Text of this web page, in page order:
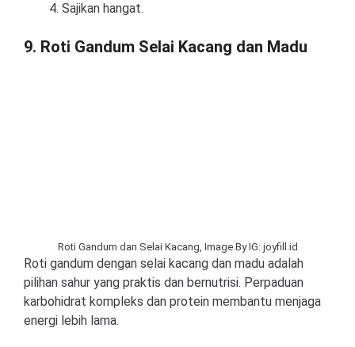
Sajikan hangat.
9. Roti Gandum Selai Kacang dan Madu
Roti Gandum dan Selai Kacang, Image By IG: joyfill.id
Roti gandum dengan selai kacang dan madu adalah
pilihan sahur yang praktis dan bernutrisi. Perpaduan
karbohidrat kompleks dan protein membantu menjaga
energi lebih lama.